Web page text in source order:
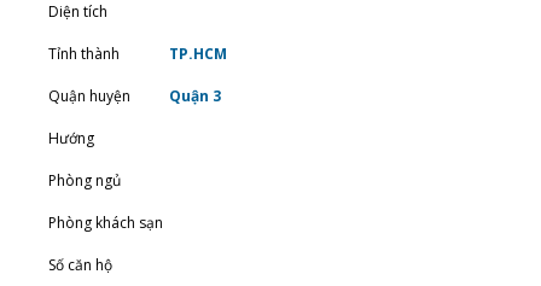
Diện tích
Tỉnh thành TP.HCM
Quận huyện Quận 3
Hướng
Phòng ngủ
Phòng khách sạn
Số căn hộ